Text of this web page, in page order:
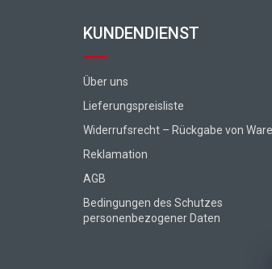
KUNDENDIENST
Über uns
Lieferungspreisliste
Widerrufsrecht – Rückgabe von Ware
Reklamation
AGB
Bedingungen des Schutzes
personenbezogener Daten